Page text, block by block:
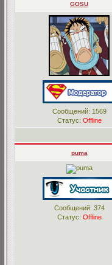
GOSU
Сообщений: 1569
Статус: Offline
puma
Сообщений: 374
Статус: Offline